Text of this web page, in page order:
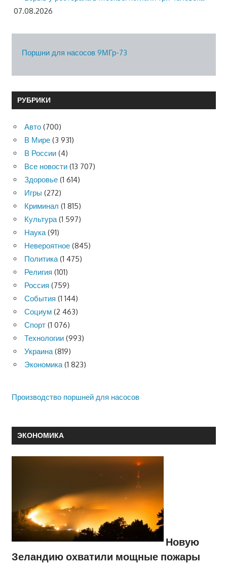
07.08.2026
Поршни для насосов 9МГр-73
РУБРИКИ
Авто (700)
В Мире (3 931)
В России (4)
Все новости (13 707)
Здоровье (1 614)
Игры (272)
Криминал (1 815)
Культура(1 597)
Наука(91)
Невероятное (845)
Политика(1 475)
Религия (101)
Россия (759)
События (1 144)
Социум (2 463)
Спорт (1 076)
Технологии (993)
Украина(819)
Экономика(1 823)
Производство поршней для насосов
ЭКОНОМИКА
Новую
Зеландию охватили мощные пожары